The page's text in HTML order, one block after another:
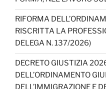
RIFORMA
RISCRITTA LA
DELEGA N. 137/2026)
DECRETO GIUSTIZIA
DELL’ORDINAMENTO
DELL’IMMIGRAZIONE E